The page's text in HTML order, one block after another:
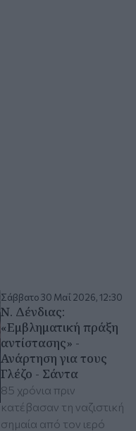
Σάββατο 30 Μαΐ 2026, 12:30
Ν. Δένδιας:
«Εμβληματική πράξη
αντίστασης» -
Ανάρτηση για τους
Γλέζο - Σάντα
85 χρόνια πριν
κατέβασαν τη ναζιστική
σημαία από τον ιερό